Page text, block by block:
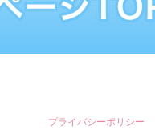
プライバシーポリシー